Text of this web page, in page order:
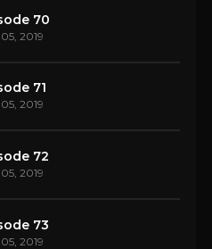
70
2019
71
2019
72
2019
73
2019